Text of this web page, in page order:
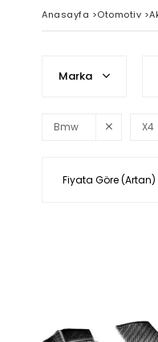
Anasayfa >Otomotiv >
Marka
Bmw X4
Fiyata Göre (Artan)